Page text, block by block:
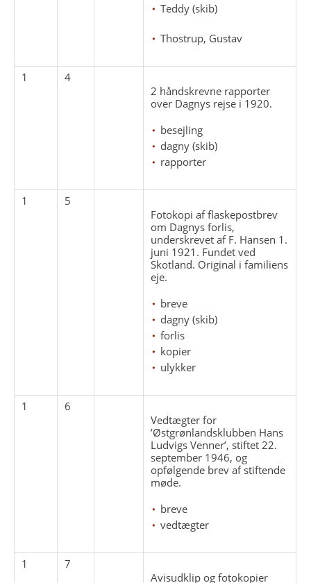
Teddy (skib)
Thostrup, Gustav
1
4
2 håndskrevne rapporter
over Dagnys rejse i 1920.
besejling
dagny (skib)
rapporter
1
5
Fotokopi af flaskepostbrev
om Dagnys forlis,
underskrevet af F. Hansen 1.
juni 1921. Fundet ved
Skotland. Original i familiens
eje.
breve
dagny (skib)
forlis
kopier
ulykker
1
6
Vedtægter for
’Østgrønlandsklubben Hans
Ludvigs Venner’, stiftet 22.
september 1946, og
opfølgende brev af stiftende
møde.
breve
vedtægter
1
7
Avisudklip og fotokopier